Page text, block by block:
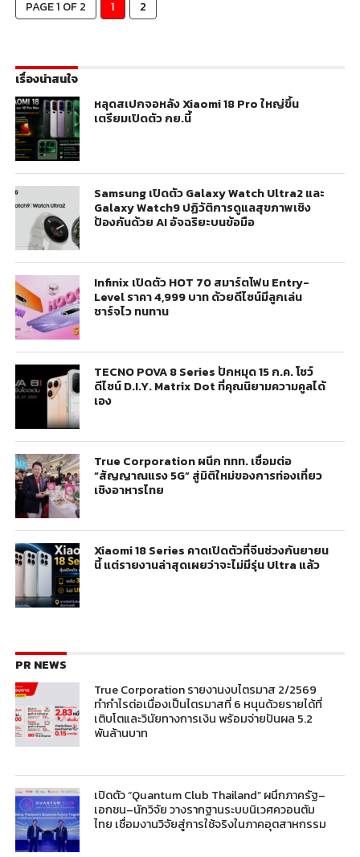
PAGE 1 OF 2 1 2
เรื่องน่าสนใจ
หลุดสเปกจอหลัง Xiaomi 18 Pro ใหญ่ขึ้น
เตรียมเปิดตัว กย.นี้
Samsung เปิดตัว Galaxy Watch Ultra2 และ
Galaxy Watch9 ปฏิวัติการดูแลสุขภาพเชิง
ป้องกันด้วย AI อัจฉริยะบนข้อมือ
Infinix เปิดตัว HOT 70 สมาร์ตโฟน Entry-
Level ราคา 4,999 บาท ด้วยดีไซน์มีลูกเล่น
ชาร์จไว ทนทาน
TECNO POVA 8 Series ปักหมุด 15 ก.ค. โชว์
ดีไซน์ D.I.Y. Matrix Dot ที่คุณนิยามความคูลได้
เอง
True Corporation ผนึก ททท. เชื่อมต่อ
“สัญญาณแรง 5G” สู่มิติใหม่ของการท่องเที่ยว
เชิงอาหารไทย
Xiaomi 18 Series คาดเปิดตัวที่จีนช่วงกันยายน
นี้ แต่รายงานล่าสุดเผยว่าจะไม่มีรุ่น Ultra แล้ว
PR NEWS
True Corporation รายงานงบไตรมาส 2/2569
ทำกำไรต่อเนื่องเป็นไตรมาสที่ 6 หนุนด้วยรายได้ที่
เติบโตและวินัยทางการเงิน พร้อมจ่ายปันผล 5.2
พันล้านบาท
เปิดตัว “Quantum Club Thailand” ผนึกภาครัฐ–
เอกชน–นักวิจัย วางรากฐานระบบนิเวศควอนตัม
ไทย เชื่อมงานวิจัยสู่การใช้จริงในภาคอุตสาหกรรม